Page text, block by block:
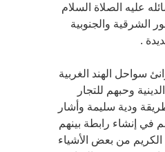
عليه الصلاة السلام
الشرقية والجنوبية
.
سواحل الهند الغربية
وحبهم للتجار
ودية سليمة وأشار
في إنشاء رابطة بينهم
الكريم من بعض الأشياء